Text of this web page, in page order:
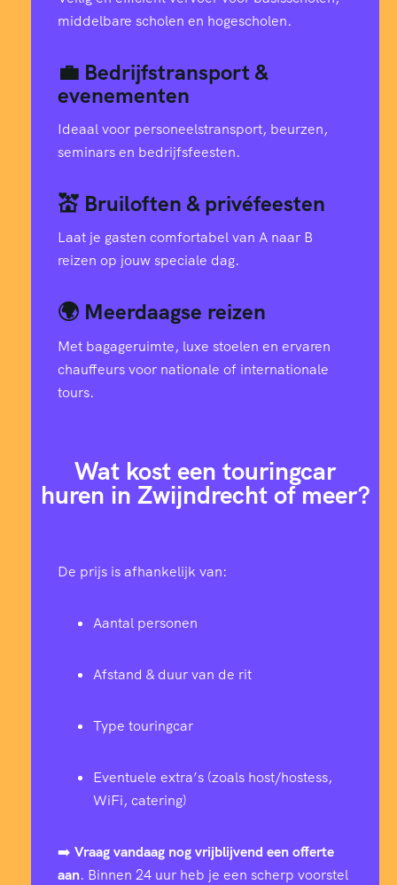
middelbare scholen en hogescholen.
💼 Bedrijfstransport &
evenementen
Ideaal voor personeelstransport, beurzen,
seminars en bedrijfsfeesten.
💒 Bruiloften & privéfeesten
Laat je gasten comfortabel van A naar B
reizen op jouw speciale dag.
🌍 Meerdaagse reizen
Met bagageruimte, luxe stoelen en ervaren
chauffeurs voor nationale of internationale
tours.
Wat kost een touringcar
huren in Zwijndrecht of meer?
De prijs is afhankelijk van:
Aantal personen
Afstand & duur van de rit
Type touringcar
Eventuele extra’s (zoals host/hostess,
WiFi, catering)
➡️ Vraag vandaag nog vrijblijvend een offerte
aan. Binnen 24 uur heb je een scherp voorstel